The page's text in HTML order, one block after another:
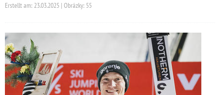
Erstellt am: 23.03.2025 | Obrázky: 55